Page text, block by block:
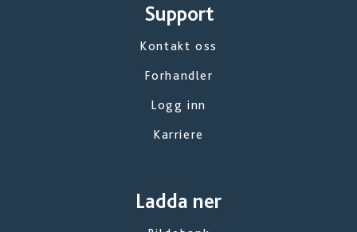
Support
Kontakt oss
Forhandler
Logg inn
Karriere
Ladda ner